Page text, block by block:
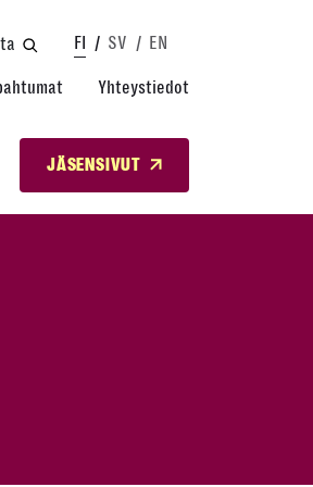
FI SV EN
Yhteystiedot
JÄSENSIVUT